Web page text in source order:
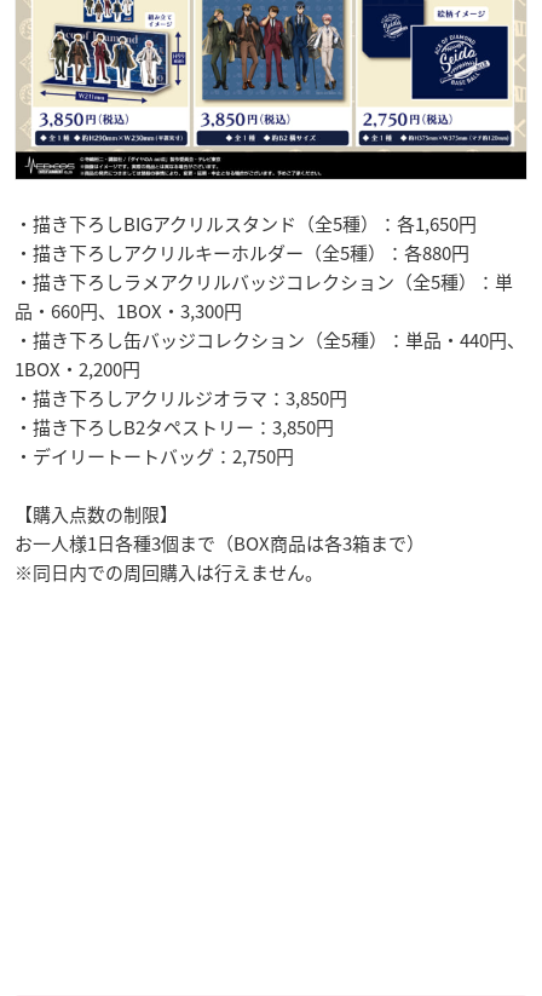
・描き下ろしBIGアクリルスタンド（全5種）：各1,650円
・描き下ろしアクリルキーホルダー（全5種）：各880円
・描き下ろしラメアクリルバッジコレクション（全5種）：単
品・660円、1BOX・3,300円
・描き下ろし缶バッジコレクション（全5種）：単品・440円、
1BOX・2,200円
・描き下ろしアクリルジオラマ：3,850円
・描き下ろしB2タペストリー：3,850円
・デイリートートバッグ：2,750円
【購入点数の制限】
お一人様1日各種3個まで（BOX商品は各3箱まで）
※同日内での周回購入は行えません。